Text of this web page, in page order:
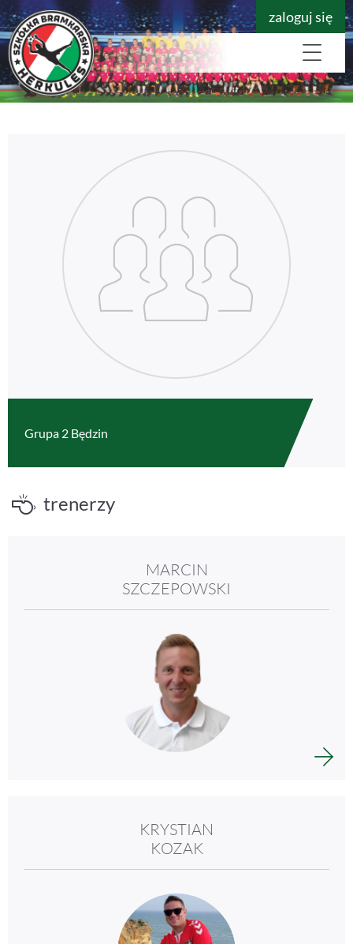
zaloguj się
Grupa 2 Będzin
trenerzy
MARCIN
SZCZEPOWSKI
KRYSTIAN
KOZAK